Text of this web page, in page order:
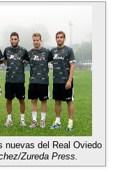
nuevas del Real Oviedo
Zureda Press.